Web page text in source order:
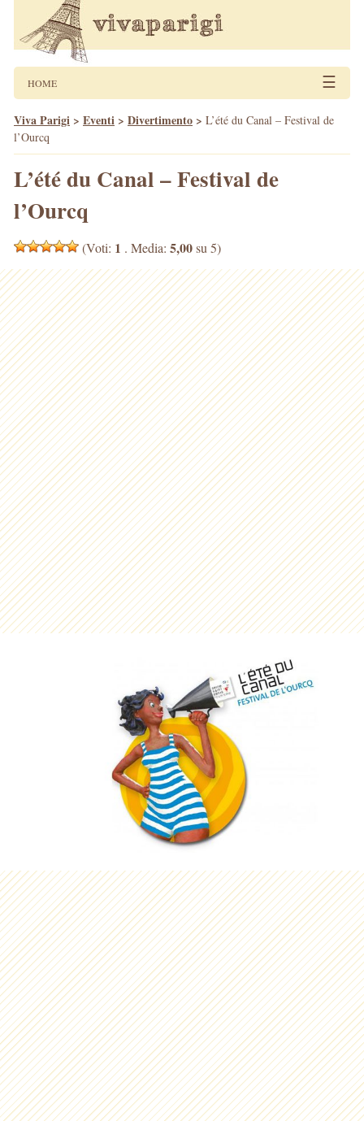
HOME ☰
Viva Parigi > Eventi > Divertimento > L’été du Canal – Festival de
l’Ourcq
L’été du Canal – Festival de
l’Ourcq
(Voti: 1 . Media: 5,00su 5)